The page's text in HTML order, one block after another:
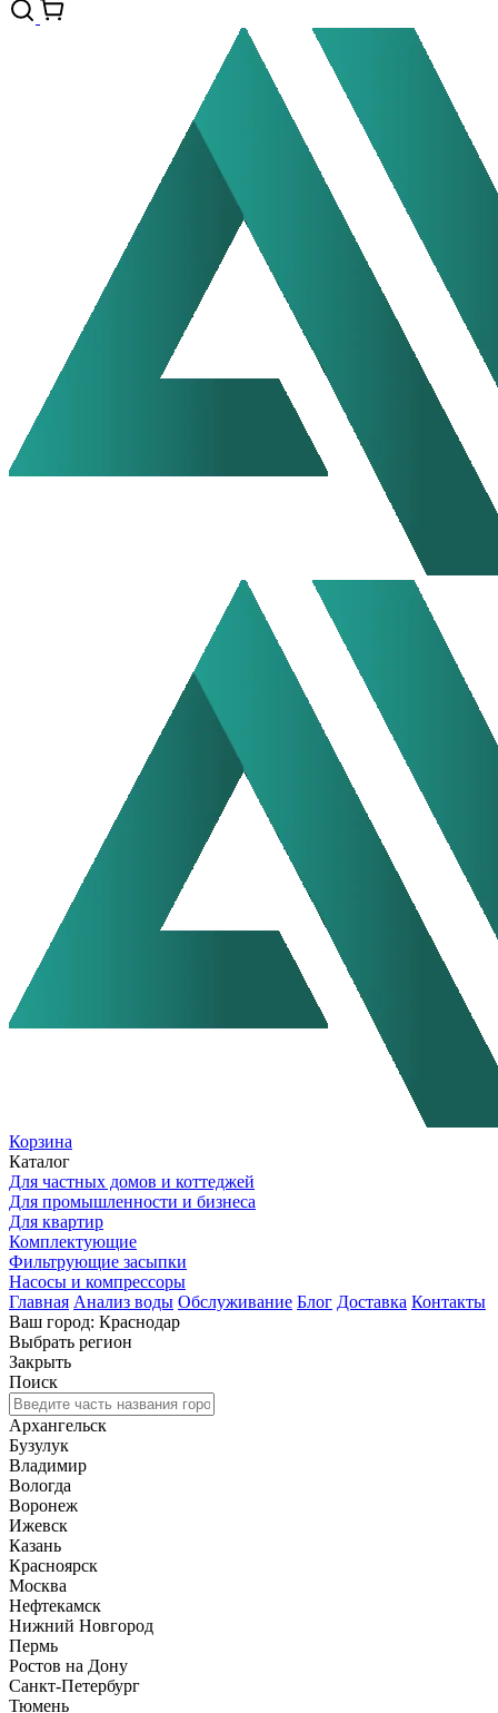
Корзина
Каталог
Для частных домов и коттеджей
Для промышленности и бизнеса
Для квартир
Комплектующие
Фильтрующие засыпки
Насосы и компрессоры
Главная Анализ воды Обслуживание Блог Доставка Контакты
Ваш город: Краснодар
Выбрать регион
Закрыть
Поиск
Архангельск
Бузулук
Владимир
Вологда
Воронеж
Ижевск
Казань
Красноярск
Москва
Нефтекамск
Нижний Новгород
Пермь
Ростов на Дону
Санкт-Петербург
Тюмень